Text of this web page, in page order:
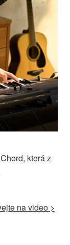
která z
na video >